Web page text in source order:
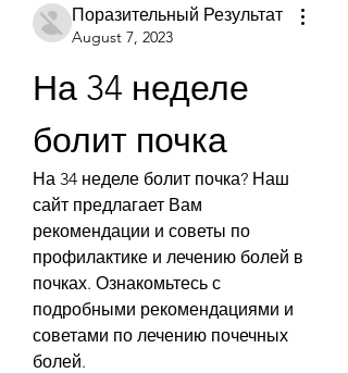
Поразительный Результат
August 7, 2023
На 34 неделе
болит почка
На 34 неделе болит почка? Наш
сайт предлагает Вам
рекомендации и советы по
профилактике и лечению болей в
почках. Ознакомьтесь с
подробными рекомендациями и
советами по лечению почечных
болей.